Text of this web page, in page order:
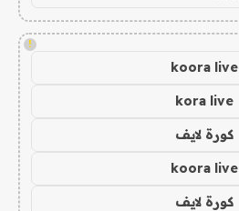
!
koora live
kora live
كورة لايف
koora live
كورة لايف